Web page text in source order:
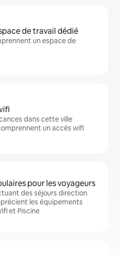
de travail dédié
un espace de
dans cette ville
un accès wifi
pour les voyageurs
des séjours direction
les équipements
et Piscine